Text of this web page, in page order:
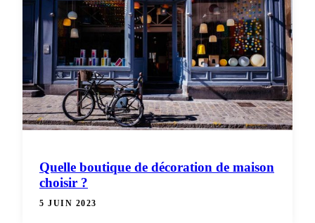
Quelle boutique de décoration de maison
choisir ?
5 JUIN 2023